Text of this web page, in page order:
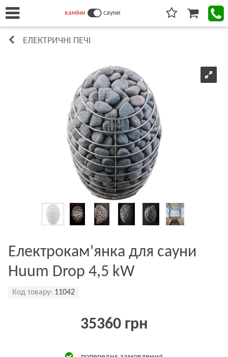
каміни сауни
ЕЛЕКТРИЧНІ ПЕЧІ
Електрокам'янка для сауни
Huum Drop 4,5 kW
Код товару: 11042
35360 грн